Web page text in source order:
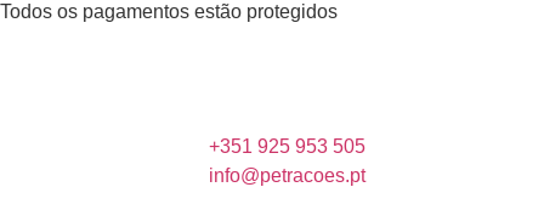
Todos os pagamentos estão protegidos
+351 925 953 505
info@petracoes.pt